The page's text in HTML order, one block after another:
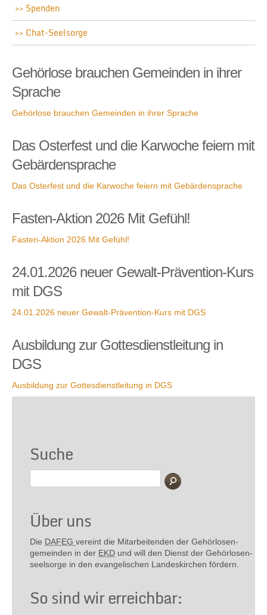
Spenden
Chat-Seelsorge
Gehörlose brauchen Gemeinden in ihrer
Sprache
Gehörlose brauchen Gemeinden in ihrer Sprache
Das Osterfest und die Karwoche feiern mit
Gebärdensprache
Das Osterfest und die Karwoche feiern mit Gebärdensprache
Fasten-Aktion 2026 Mit Gefühl!
Fasten-Aktion 2026 Mit Gefühl!
24.01.2026 neuer Gewalt-Prävention-Kurs
mit DGS
24.01.2026 neuer Gewalt-Prävention-Kurs mit DGS
Ausbildung zur Gottesdienstleitung in
DGS
Ausbildung zur Gottesdienstleitung in DGS
Suche
Über uns
Die DAFEG vereint die Mitarbeitenden der Gehör­losen­
gemeinden in der EKD und will den Dienst der Gehör­losen­
seel­sorge in den evange­lischen Landes­kirchen fördern.
So sind wir erreichbar: